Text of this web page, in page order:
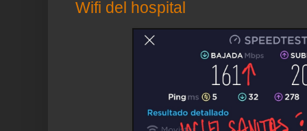
Wifi del hospital